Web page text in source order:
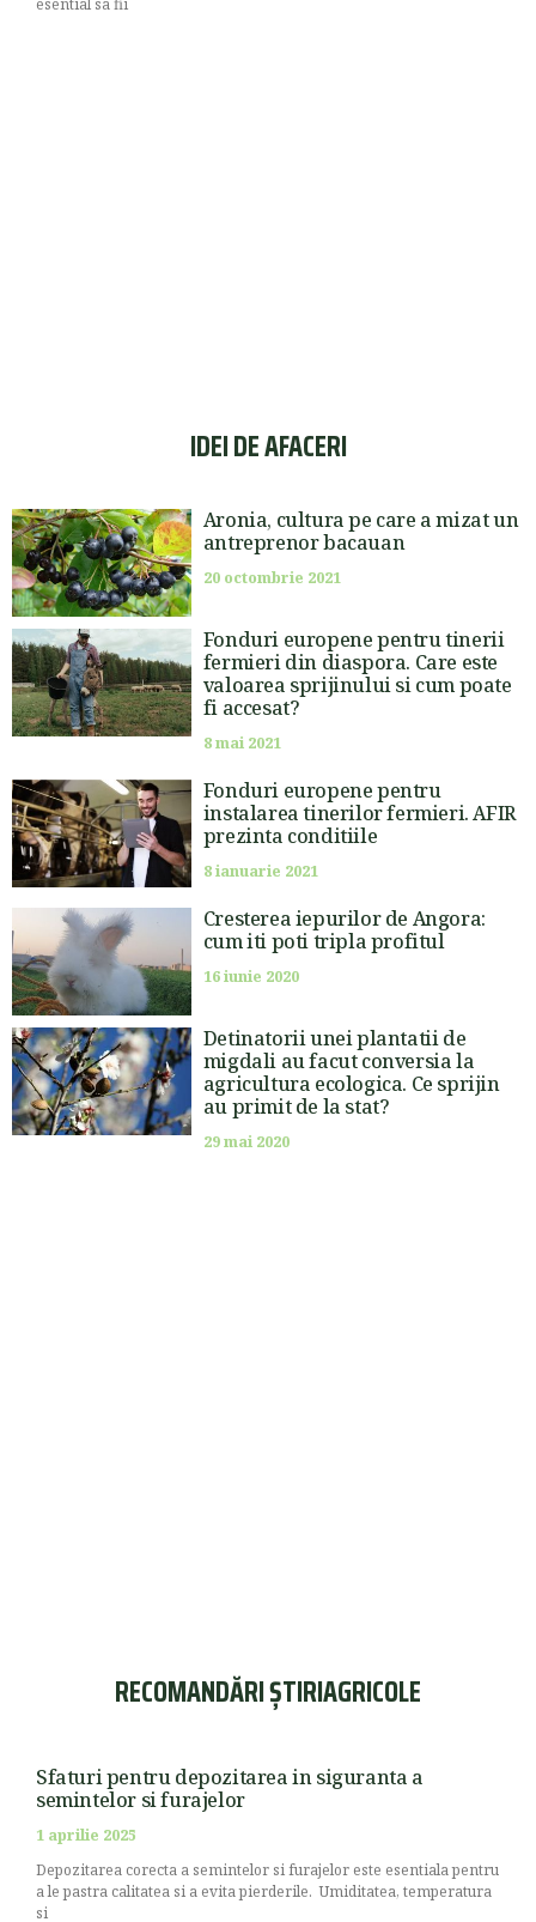
esential sa fii
IDEI DE AFACERI
Aronia, cultura pe care a mizat un
antreprenor bacauan
20 octombrie 2021
Fonduri europene pentru tinerii
fermieri din diaspora. Care este
valoarea sprijinului si cum poate
fi accesat?
8 mai 2021
Fonduri europene pentru
instalarea tinerilor fermieri. AFIR
prezinta conditiile
8 ianuarie 2021
Cresterea iepurilor de Angora:
cum iti poti tripla profitul
16 iunie 2020
Detinatorii unei plantatii de
migdali au facut conversia la
agricultura ecologica. Ce sprijin
au primit de la stat?
29 mai 2020
RECOMANDĂRI ȘTIRIAGRICOLE
Sfaturi pentru depozitarea in siguranta a
semintelor si furajelor
1 aprilie 2025
Depozitarea corecta a semintelor si furajelor este esentiala pentru
a le pastra calitatea si a evita pierderile. Umiditatea, temperatura
si